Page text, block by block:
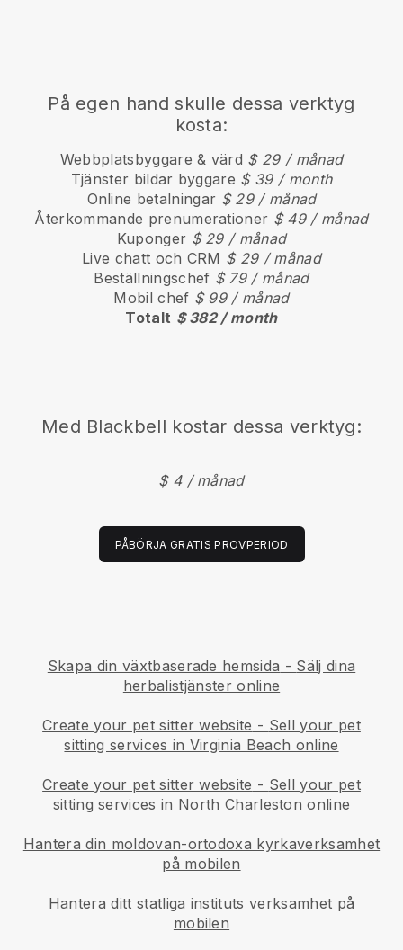
På egen hand skulle dessa verktyg
kosta:
Webbplatsbyggare & värd $ 29 / månad
Tjänster bildar byggare $ 39 / month
Online betalningar $ 29 / månad
Återkommande prenumerationer $ 49 / månad
Kuponger $ 29 / månad
Live chatt och CRM $ 29 / månad
Beställningschef $ 79 / månad
Mobil chef $ 99 / månad
Totalt $ 382 / month
Med Blackbell kostar dessa verktyg:
$ 4 / månad
PÅBÖRJA GRATIS PROVPERIOD
Skapa din växtbaserade hemsida - Sälj dina
herbalistjänster online
Create your pet sitter website - Sell your pet
sitting services in Virginia Beach online
Create your pet sitter website - Sell your pet
sitting services in North Charleston online
Hantera din moldovan-ortodoxa kyrkaverksamhet
på mobilen
Hantera ditt statliga instituts verksamhet på
mobilen